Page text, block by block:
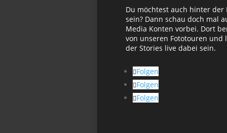
Du möchtest auch hinter der
sein? Dann schau doch mal
Media Konten vorbei. Dort
von unseren Fototouren und
der Stories live dabei sein.
Folgen
Folgen
Folgen